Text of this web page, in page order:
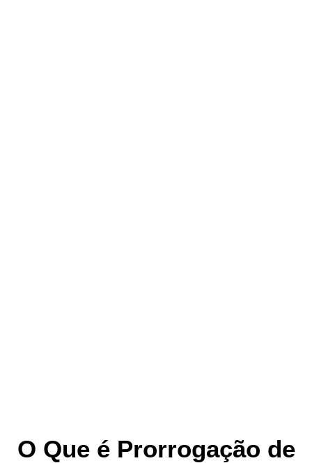
O Que é Prorrogação de